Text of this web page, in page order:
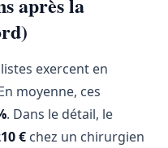
exercent en
moyenne, ces
. Dans le détail, le
€ chez un chirurgien